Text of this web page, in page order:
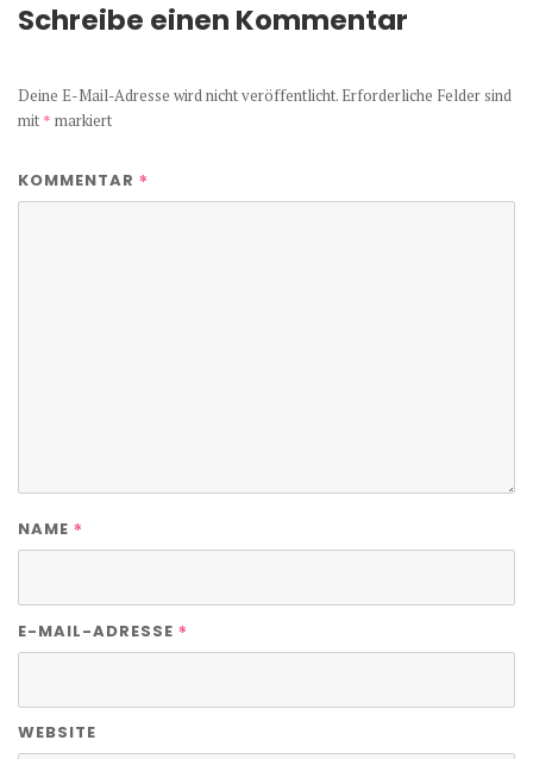
Schreibe einen Kommentar
Deine E-Mail-Adresse wird nicht veröffentlicht. Erforderliche Felder sind
mit * markiert
KOMMENTAR *
NAME *
E-MAIL-ADRESSE *
WEBSITE